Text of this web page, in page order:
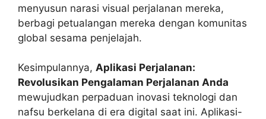
menyusun narasi visual perjalanan mereka,
berbagi petualangan mereka dengan komunitas
global sesama penjelajah.
Kesimpulannya, Aplikasi Perjalanan:
Revolusikan Pengalaman Perjalanan Anda
mewujudkan perpaduan inovasi teknologi dan
nafsu berkelana di era digital saat ini. Aplikasi-